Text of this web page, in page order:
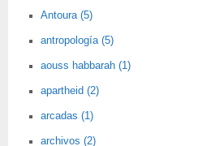
Antoura (5)
antropología (5)
aouss habbarah (1)
apartheid (2)
arcadas (1)
archivos (2)